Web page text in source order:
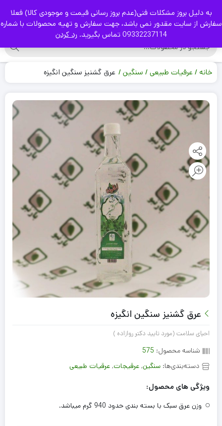
به دلیل بروز مشکلات فنی(عدم بروز رسانی قیمت و موجودی کالا) فعلا
سفارش از سایت مقدور نمی باشد، جهت سفارش و تهیه محصولات با شماره
09332237114 تماس بگیرید.
رد کردن
|
خانه عرقیات طبیعی سنگین عرق گشنیز سنگین انگیزه
عرق گشنیز سنگین انگیزه
احیای سلامت (مورد تایید دکتر روازاده )
شناسه محصول: 575
دسته‌بندی‌ها: سنگین, عرقيجات, عرقیات طبیعی
ویژگی های محصول:
وزن عرق سبک با بسته بندی حدود 940 گرم میباشد.